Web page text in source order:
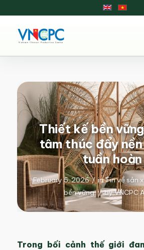
Thiết kế bền
tâm thúc đẩy
tuần hoàn
February 5, 2026 / inTin về sản
bền vững / byVNCPC
Trong bối cảnh thế giới